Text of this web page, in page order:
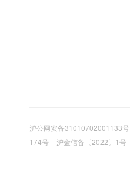
沪公网安备31010702001133号
174号
沪金信备〔2022〕1号